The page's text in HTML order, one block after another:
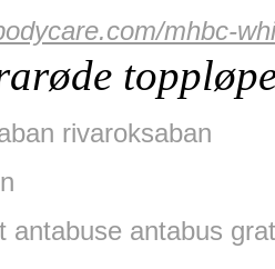
mhbc-
rivaroksaban
antabuse antabus